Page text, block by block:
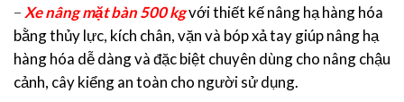
–Xe nâng mặt bàn 500 kgvới thiết kế nâng hạ hàng hóa
bằng thủy lực, kích chân, vặn và bóp xả tay giúp nâng hạ
hàng hóa dễ dàng và đặc biệt chuyên dùng cho nâng chậu
cảnh, cây kiểng an toàn cho người sử dụng.